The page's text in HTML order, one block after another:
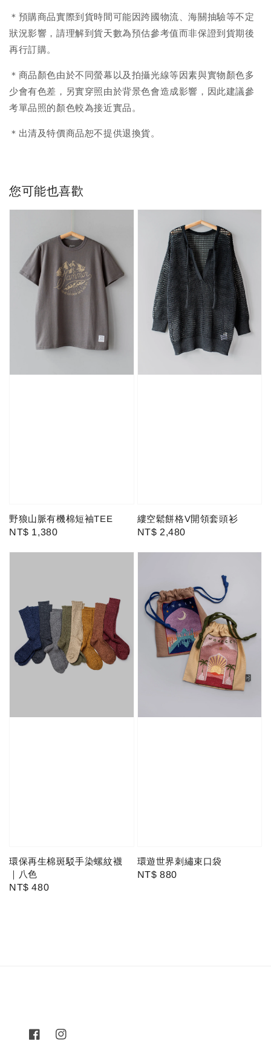
＊預購商品實際到貨時間可能因跨國物流、海關抽驗等不定
狀況影響，請理解到貨天數為預估參考值而非保證到貨期後
再行訂購。
＊商品顏色由於不同螢幕以及拍攝光線等因素與實物顏色多
少會有色差，另實穿照由於背景色會造成影響，因此建議參
考單品照的顏色較為接近實品。
＊出清及特價商品恕不提供退換貨。
您可能也喜歡
野狼山脈有機棉短袖TEE
Regular
NT$ 1,380
縷空鬆餅格V開領套頭衫
Regular
NT$ 2,480
環保再生棉斑駁手染螺紋襪
｜八色
Regular
NT$ 480
環遊世界刺繡束口袋
Regular
NT$ 880